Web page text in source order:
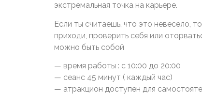
экстремальная точка на карьере.
Если ты считаешь, что это невесело,
приходи, проверить себя или
можно быть собой
— время работы : с 10:00 до 20:00
— сеанс 45 минут ( каждый час)
— атракцион доступен для